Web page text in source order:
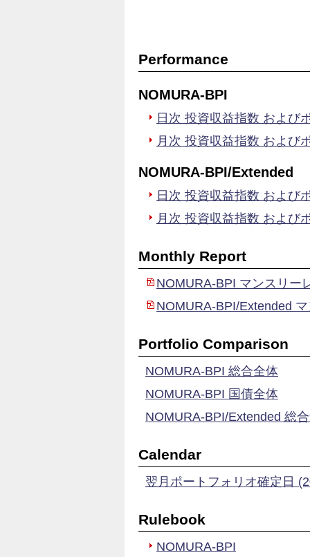
Performance
NOMURA-BPI
日次 投資収益指数 および
月次 投資収益指数 および
NOMURA-BPI/Extended
日次 投資収益指数 および
月次 投資収益指数 および
Monthly Report
NOMURA-BPI マンスリー
NOMURA-BPI/Extended
Portfolio Comparison
NOMURA-BPI 総合全体
NOMURA-BPI 国債全体
NOMURA-BPI/Extended 総
Calendar
翌月ポートフォリオ確定日
Rulebook
NOMURA-BPI